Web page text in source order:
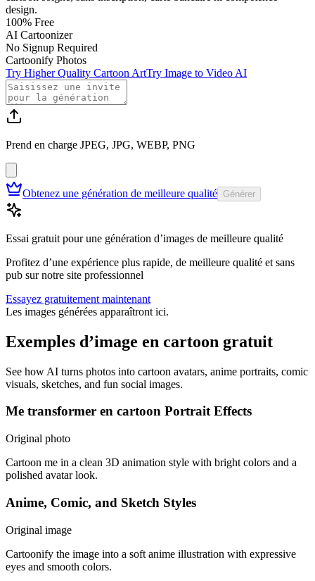
design.
100% Free
AI Cartoonizer
No Signup Required
Cartoonify Photos
Try Higher Quality Cartoon ArtTry Image to Video AI
Prend en charge JPEG, JPG, WEBP, PNG
Obtenez une génération de meilleure qualité Générer
Essai gratuit pour une génération d’images de meilleure qualité
Profitez d’une expérience plus rapide, de meilleure qualité et sans
pub sur notre site professionnel
Essayez gratuitement maintenant
Les images générées apparaîtront ici.
Exemples d’image en cartoon gratuit
See how AI turns photos into cartoon avatars, anime portraits, comic
visuals, sketches, and fun social images.
Me transformer en cartoon Portrait Effects
Original photo
Cartoon me in a clean 3D animation style with bright colors and a
polished avatar look.
Anime, Comic, and Sketch Styles
Original image
Cartoonify the image into a soft anime illustration with expressive
eyes and smooth colors.